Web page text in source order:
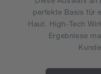
perfekte Basis für
Haut. High-Tech
Ergebnisse